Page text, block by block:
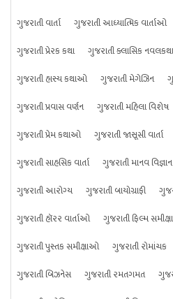
ગુજરાતી વાર્તા ગુજરાતી આધ્યાત્મિક વાર્તાઓ
ગુજરાતી પ્રેરક કથા
ગુજરાતી ક્લાસિક
ગુજરાતી હાસ્ય કથાઓ
ગુજરાતી મેગેઝિન
ગુજરાતી પ્રવાસ વર્ણન
ગુજરાતી મહિલા વિશેષ
ગુજરાતી પ્રેમ કથાઓ
ગુજરાતી જાસૂસી વાર્તા
ગુજરાતી સાહસિક વાર્તા
ગુજરાતી માનવ વિજ્ઞાન
ગુજરાતી આરોગ્ય
ગુજરાતી બાયોગ્રાફી
ગુજરાતી હૉરર વાર્તાઓ
ગુજરાતી ફિલ્મ
ગુજરાતી પુસ્તક સમીક્ષાઓ
ગુજરાતી રોમાંચક
ગુજરાતી બિઝનેસ
ગુજરાતી રમતગમત